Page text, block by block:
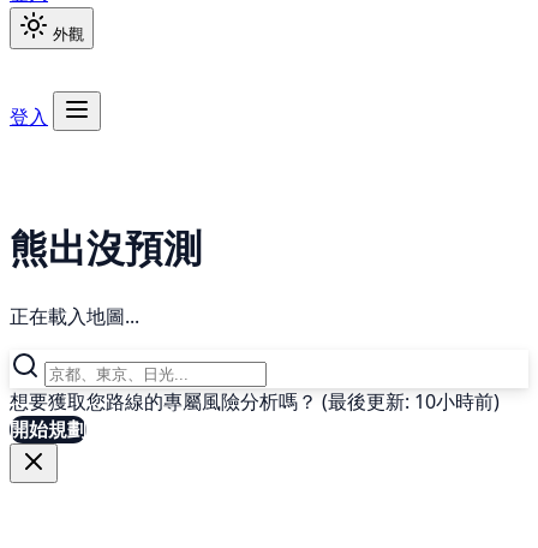
外觀
登入
熊出沒預測
正在載入地圖...
想要獲取您路線的專屬風險分析嗎？ (最後更新: 10小時前)
開始規劃